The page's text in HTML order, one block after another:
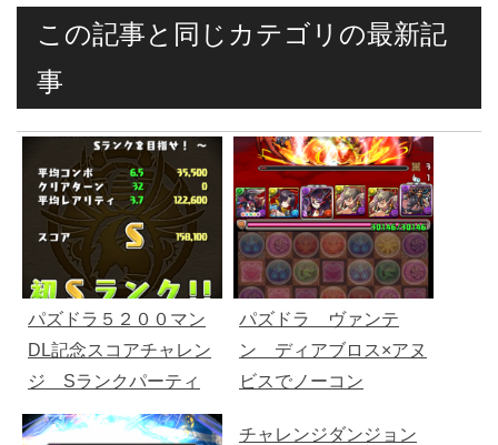
この記事と同じカテゴリの最新記
事
パズドラ５２００マン
DL記念スコアチャレン
ジ Sランクパーティ
ー
パズドラ ヴァンテ
ン ディアブロス×アヌ
ビスでノーコン
チャレンジダンジョン